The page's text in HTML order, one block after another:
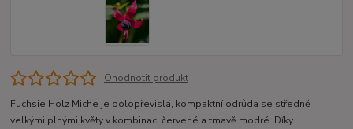
Ohodnotit produkt
Fuchsie Holz Miche je polopřevislá, kompaktní odrůda se středně
velkými plnými květy v kombinaci červené a tmavě modré. Díky